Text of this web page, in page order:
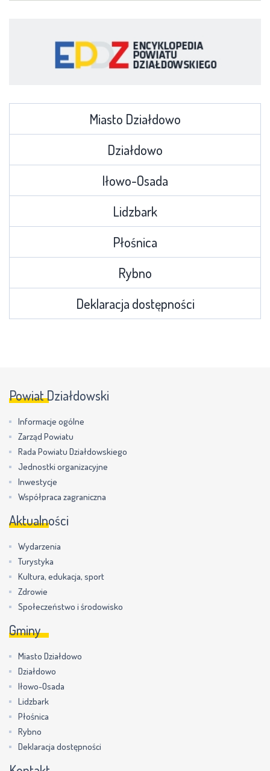
Miasto Działdowo
Działdowo
Iłowo-Osada
Lidzbark
Płośnica
Rybno
Deklaracja dostępności
Powiat Działdowski
Informacje ogólne
Zarząd Powiatu
Rada Powiatu Działdowskiego
Jednostki organizacyjne
Inwestycje
Współpraca zagraniczna
Aktualności
Wydarzenia
Turystyka
Kultura, edukacja, sport
Zdrowie
Społeczeństwo i środowisko
Gminy
Miasto Działdowo
Działdowo
Iłowo-Osada
Lidzbark
Płośnica
Rybno
Deklaracja dostępności